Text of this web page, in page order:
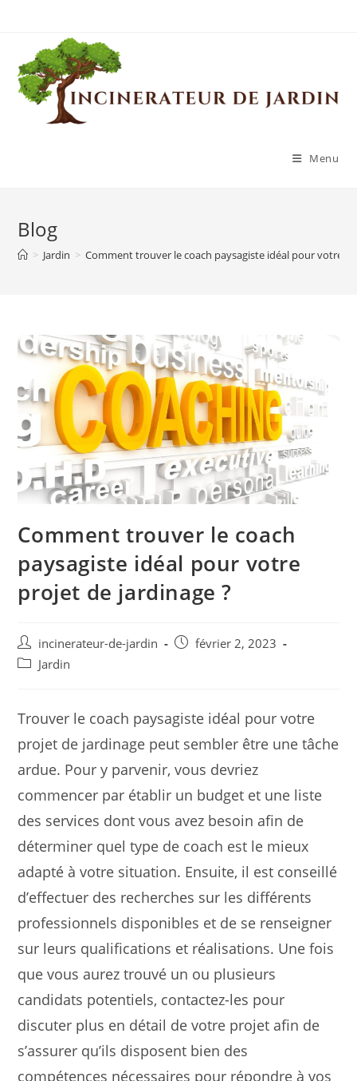
content
Menu
Blog
> Jardin > Comment trouver le coach paysagiste idéal pour votre
Comment trouver le coach
paysagiste idéal pour votre
projet de jardinage ?
Auteur/autrice
de
incinerateur-de-jardin
Publication
février 2, 2023
PostJardin
Trouver le coach paysagiste idéal pour votre
projet de jardinage peut sembler être une tâche
ardue. Pour y parvenir, vous devriez
commencer par établir un budget et une liste
des services dont vous avez besoin afin de
déterminer quel type de coach est le mieux
adapté à votre situation. Ensuite, il est conseillé
d’effectuer des recherches sur les différents
professionnels disponibles et de se renseigner
sur leurs qualifications et réalisations. Une fois
que vous aurez trouvé un ou plusieurs
candidats potentiels, contactez-les pour
discuter plus en détail de votre projet afin de
s’assurer qu’ils disposent bien des
compétences nécessaires pour répondre à vos